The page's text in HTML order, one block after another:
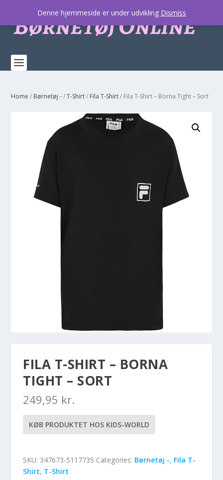
Home / Børnetøj -/T-Shirt/ Fila T-Shirt/ Fila T-Shirt – Borna Tight – Sort
FILA T-SHIRT – BORNA
TIGHT – SORT
249,95 kr.
KØB PRODUKTET HOS KIDS-WORLD
SKU: 347673-5117735 Categories: Børnetøj -, Fila T-
Shirt, T-Shirt
Denne hjemmeside er under udvikling Dismiss